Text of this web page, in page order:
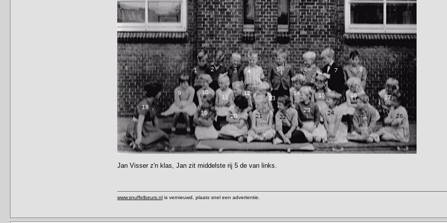
Jan Visser z'n klas, Jan zit middelste rij 5 de van links.
www.snuffelbeurs.nl is vernieuwd, plaats snel een advertentie.